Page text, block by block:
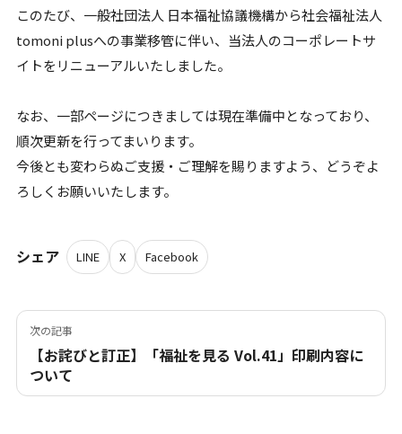
このたび、一般社団法人 日本福祉協議機構から社会福祉法人
tomoni plusへの事業移管に伴い、当法人のコーポレートサ
イトをリニューアルいたしました。
なお、一部ページにつきましては現在準備中となっており、
順次更新を行ってまいります。
今後とも変わらぬご支援・ご理解を賜りますよう、どうぞよ
ろしくお願いいたします。
シェア LINE X Facebook
次の記事
【お詫びと訂正】「福祉を見る Vol.41」印刷内容に
ついて